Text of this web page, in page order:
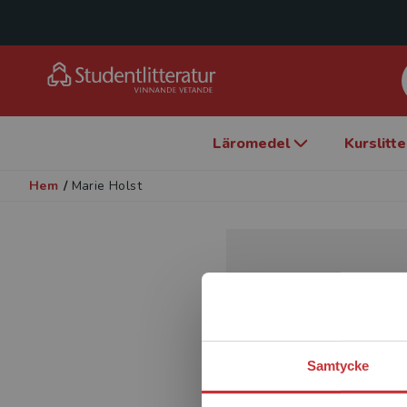
Samtycke
Läromedel
Hem / Marie Holst